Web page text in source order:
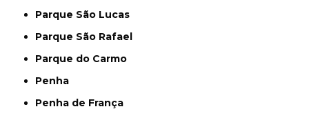
Parque São Lucas
Parque São Rafael
Parque do Carmo
Penha
Penha de França